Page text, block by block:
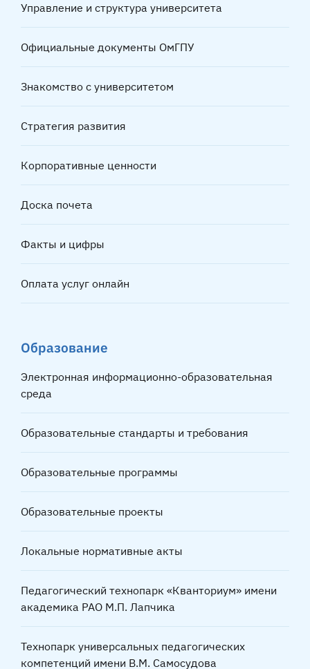
Управление и структура университета
Официальные документы ОмГПУ
Знакомство с университетом
Стратегия развития
Корпоративные ценности
Доска почета
Факты и цифры
Оплата услуг онлайн
Образование
Электронная информационно-образовательная
среда
Образовательные стандарты и требования
Образовательные программы
Образовательные проекты
Локальные нормативные акты
Педагогический технопарк «Кванториум» имени
академика РАО М.П. Лапчика
Технопарк универсальных педагогических
компетенций имени В.М. Самосудова